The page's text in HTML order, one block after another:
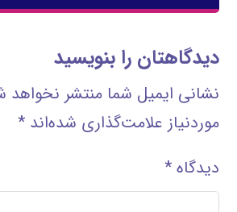
دیدگاهتان را بنویسید
نشانی ایمیل شما منتشر نخواهد
موردنیاز علامت‌گذاری شده‌اند*
دیدگاه*